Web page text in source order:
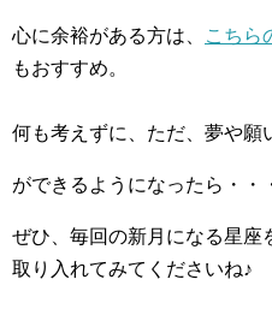
心に余裕がある方は、
こちら
もおすすめ。
何も考えずに、ただ、夢や願
ができるようになったら・・
ぜひ、毎回の新月になる星座
取り入れてみてくださいね♪